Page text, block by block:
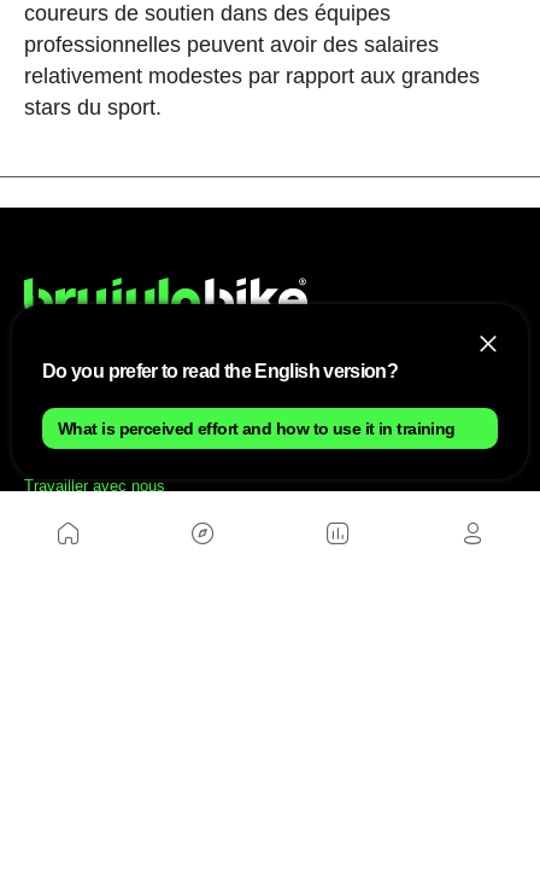
coureurs de soutien dans des équipes
professionnelles peuvent avoir des salaires
relativement modestes par rapport aux grandes
stars du sport.
Plan du site
Travailler avec nous
SITES D'AMIS
Do you prefer to read the English version?
What is perceived effort and how to use it in training